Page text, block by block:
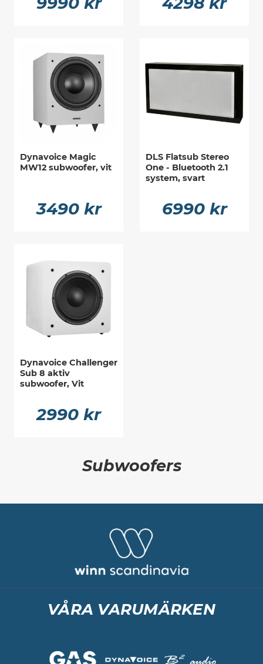
Dynavoice Magic
MW12 subwoofer, vit
3490 kr
DLS Flatsub Stereo
One - Bluetooth 2.1
system, svart
6990 kr
Dynavoice Challenger
Sub 8 aktiv
subwoofer, Vit
2990 kr
Subwoofers
VÅRA VARUMÄRKEN